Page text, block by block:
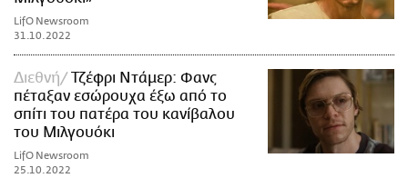
LifO Newsroom
31.10.2022
Διεθνή
Τζέφρι Ντάμερ: Φανς
πέταξαν εσώρουχα έξω από το
σπίτι του πατέρα του κανίβαλου
του Μιλγουόκι
LifO Newsroom
25.10.2022